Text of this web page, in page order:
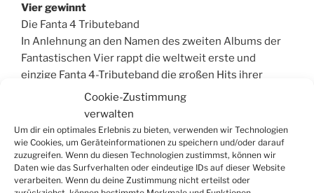
Cookie-Zustimmung
verwalten
Um dir ein optimales Erlebnis zu bieten, verwenden wir Technologien
wie Cookies, um Geräteinformationen zu speichern und/oder darauf
zuzugreifen. Wenn du diesen Technologien zustimmst, können wir
Daten wie das Surfverhalten oder eindeutige IDs auf dieser Website
verarbeiten. Wenn du deine Zustimmung nicht erteilst oder
Vier gewinnt
Die Fanta 4 Tributeband
In Anlehnung an den Namen des zweiten Albums der
Fantastischen Vier rappt die weltweit erste und
einzige Fanta 4-Tributeband die großen Hits ihrer
Helden. Mit großer Akribie und Hingabe widmen sich
„Vier gewinnt“ dabei den Originalsounds, Beats und
Bass-Lines der „Fantas“ und geben gekonnt die
zungenbrecherischen Sprechgesänge ihrer Vorbilder
zum Besten. Hände hoch also für „Vier gewinnt“! Hier
wird nach Herzenslust gehippt und gehoppt und wenn